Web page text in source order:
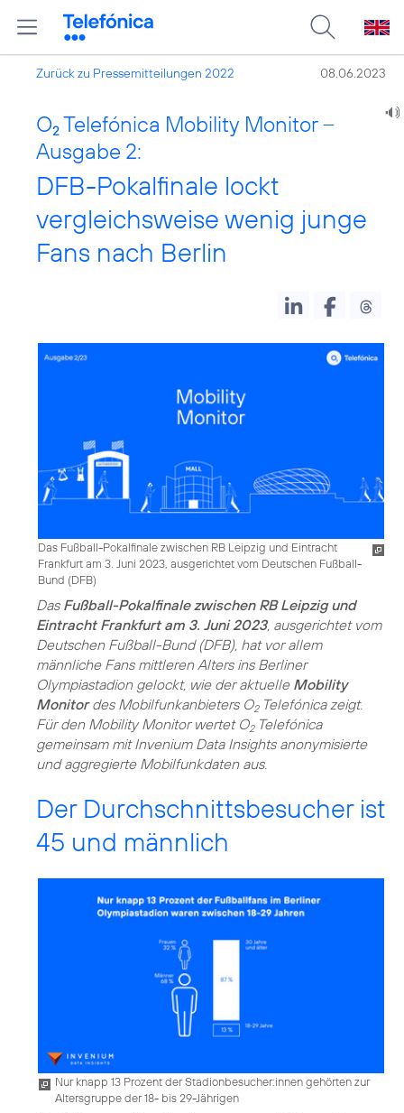
Zurück zu Pressemitteilungen 2022 08.06.2023
O2 Telefónica Mobility Monitor –
Ausgabe 2:
DFB-Pokalfinale lockt
vergleichsweise wenig junge
Fans nach Berlin
Das Fußball-Pokalfinale zwischen RB Leipzig und Eintracht
Frankfurt am 3. Juni 2023, ausgerichtet vom Deutschen Fußball-
Bund (DFB)
Das Fußball-Pokalfinale zwischen RB Leipzig und
Eintracht Frankfurt am 3. Juni 2023, ausgerichtet vom
Deutschen Fußball-Bund (DFB), hat vor allem
männliche Fans mittleren Alters ins Berliner
Olympiastadion gelockt, wie der aktuelle Mobility
Monitordes Mobilfunkanbieters O2Telefónica zeigt.
Für den Mobility Monitor wertet O2Telefónica
gemeinsam mit Invenium Data Insights anonymisierte
und aggregierte Mobilfunkdaten aus.
Der Durchschnittsbesucher ist
45 und männlich
Nur knapp 13 Prozent der Stadionbesucher:innen gehörten zur
Altersgruppe der 18- bis 29-Jährigen